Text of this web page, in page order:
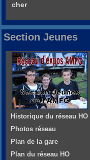
cher
Section Jeunes
Historique du réseau HO
Photos réseau
Plan de la gare
Plan du réseau HO